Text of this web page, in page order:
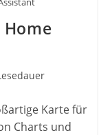
Karte für
Charts und